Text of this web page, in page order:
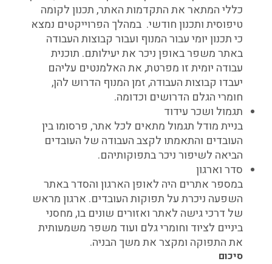
כללי המתאר את התקדמות האתר, תכנון לקומה
טיפוסית ותכנון חודשי. במהלך הפרוייקטים נמצא
כי תכנון יומי עבור המנוף ועבור קבוצות העבודה
באתר משפר באופן ניכר את יעילותם. תוכנית
עבודה יומית זו מפרטת, את האלמנטים עליהם
יעבדו קבוצות העבודה, זמן המנוף הדרוש להן,
חומרי הגלם הדרושים וכדומה.
תגמול ושכר עידוד
בניית מודל תגמול מתאים לכל אתר, פרסומו בין
העובדים והתאמתו לקצב העבודה של העובדים
הביאה לשיפור ניכר בתפוקותיהם.
סדר וארגון
במספר אתרים היה לאופן הארגון והסדר באתר
השפעה ניכרת על תפוקות העובדים. ארגון מראש
של דרכי גישה לאתר ואזורים שונים בו, מחסני
ביניים לציוד וחומרי גלם ועוד משפר משמעותית
את התפוקה ומקצר את משך הבניה.
סיכום